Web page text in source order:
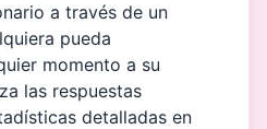
a través de un
pueda
momento a su
las respuestas
detalladas en